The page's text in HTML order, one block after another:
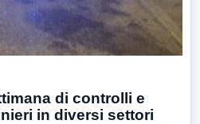
di controlli e
in diversi settori